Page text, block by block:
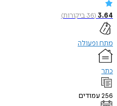
36ביקורות)